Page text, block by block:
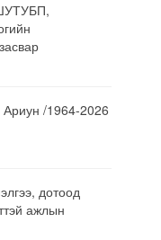
/1964-2026
дотоод
ажлын